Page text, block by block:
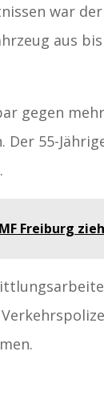
war
aus
gegen
Der 55-
Freiburg